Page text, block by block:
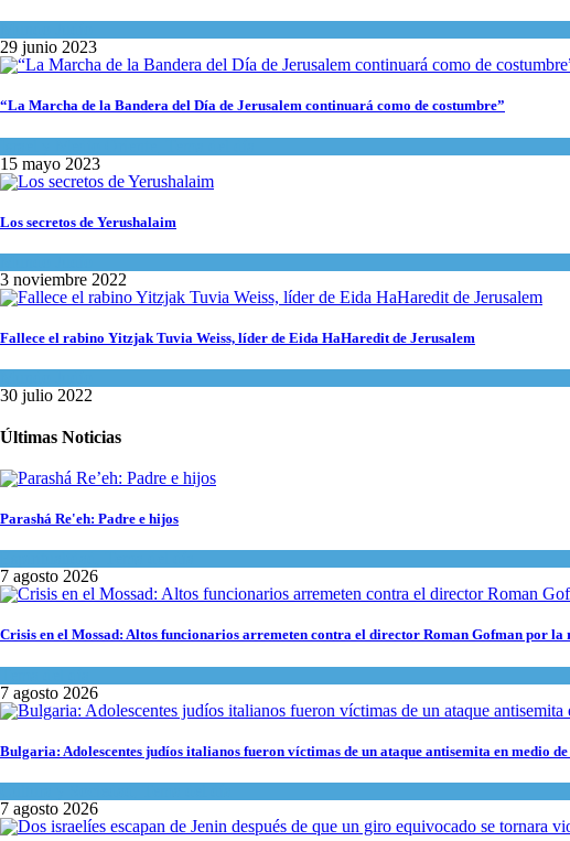
29 junio 2023
“La Marcha de la Bandera del Día de Jerusalem continuará como de costumbre”
15 mayo 2023
Los secretos de Yerushalaim
3 noviembre 2022
Fallece el rabino Yitzjak Tuvia Weiss, líder de Eida HaHaredit de Jerusalem
30 julio 2022
Últimas Noticias
Parashá Re'eh: Padre e hijos
7 agosto 2026
Crisis en el Mossad: Altos funcionarios arremeten contra el director Roman Gofman por
7 agosto 2026
Bulgaria: Adolescentes judíos italianos fueron víctimas de un ataque antisemita en medio
7 agosto 2026